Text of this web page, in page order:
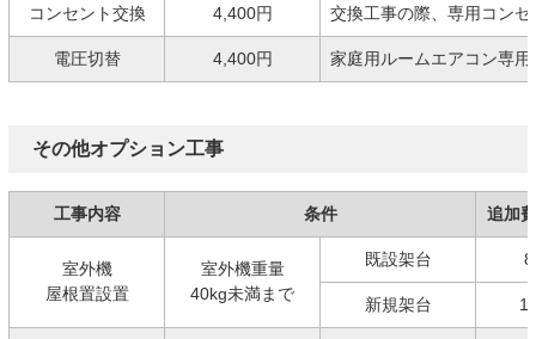
コンセント交換 4,400円 交換工事の際、専用コン
電圧切替 4,400円 家庭用ルームエアコン専
その他オプション工事
工事内容 条件 追加
室外機
屋根置設置
室外機重量
40kg未満まで
既設架台
新規架台